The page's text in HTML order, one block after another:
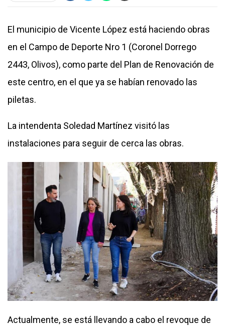
El municipio de Vicente López está haciendo obras
en el Campo de Deporte Nro 1 (Coronel Dorrego
2443, Olivos), como parte del Plan de Renovación de
este centro, en el que ya se habían renovado las
piletas.
La intendenta Soledad Martínez visitó las
instalaciones para seguir de cerca las obras.
Actualmente, se está llevando a cabo el revoque de